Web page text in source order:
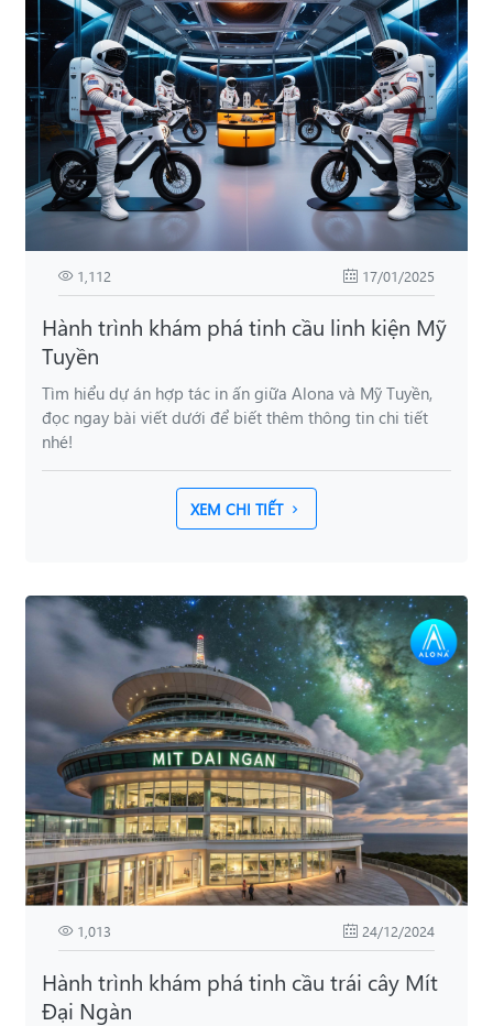
1,112 17/01/2025
Hành trình khám phá tinh cầu linh kiện Mỹ
Tuyền
Tìm hiểu dự án hợp tác in ấn giữa Alona và Mỹ Tuyền,
đọc ngay bài viết dưới để biết thêm thông tin chi tiết
nhé!
XEM CHI TIẾT
1,013 24/12/2024
Hành trình khám phá tinh cầu trái cây Mít
Đại Ngàn